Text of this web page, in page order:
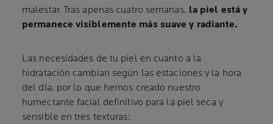
malestar. Tras apenas cuatro semanas, la piel está y
permanece visiblemente más suave y radiante.
Las necesidades de tu piel en cuanto a la
hidratación cambian según las estaciones y la hora
del día, por lo que hemos creado nuestro
humectante facial definitivo para la piel seca y
sensible en tres texturas: